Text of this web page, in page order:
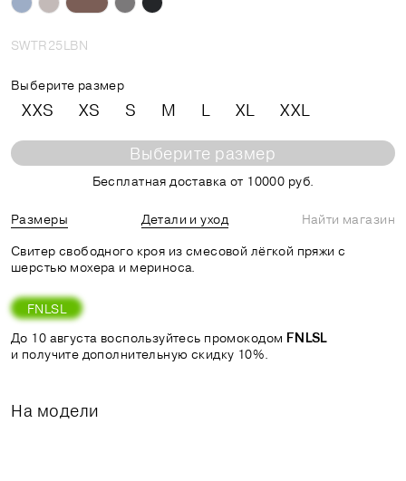
SWTR25LBN
Выберите размер
XXS XS S M L XL XXL
Выберите размер
Бесплатная доставка от 10000 руб.
Размеры Детали и уход
Найти магазин
Свитер свободного кроя из смесовой лёгкой пряжи с
шерстью мохера и мериноса.
FNLSL
До 10 августа воспользуйтесь промокодом FNLSL
и получите дополнительную скидку 10%.
На модели